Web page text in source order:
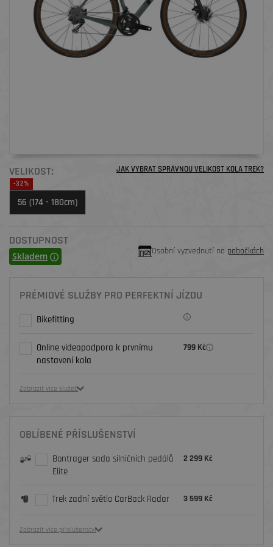
VELIKOST: JAK VYBRAT SPRÁVNOU VELIKOST KOLA TREK?
-32%
56 (174 - 180cm)
DOSTUPNOST
Skladem Osobní vyzvednutí na pobočkách
PRÉMIOVÉ SLUŽBY PRO PERFEKTNÍ JÍZDU
Bikefitting
Online videopodpora k prvnímu
nastavení kola
799 Kč
Zobrazit více služeb
OBLÍBENÉ PŘÍSLUŠENSTVÍ
Bontrager sada silničních pedálů
Elite
2 299 Kč
Trek zadní světlo CarBack Radar 3 599 Kč
Zobrazit více příslušenství